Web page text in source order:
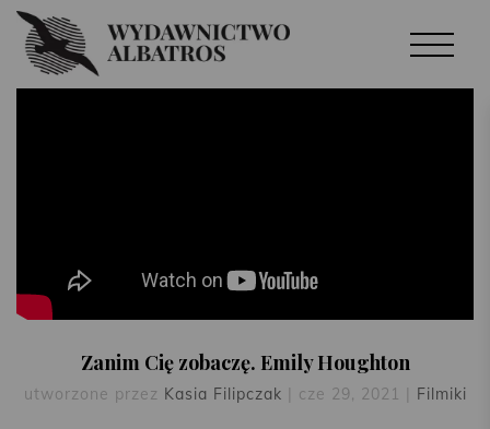
Zanim Cię zobaczę. Emily Houghton
utworzone przez Kasia Filipczak cze 29, 2021 Filmiki